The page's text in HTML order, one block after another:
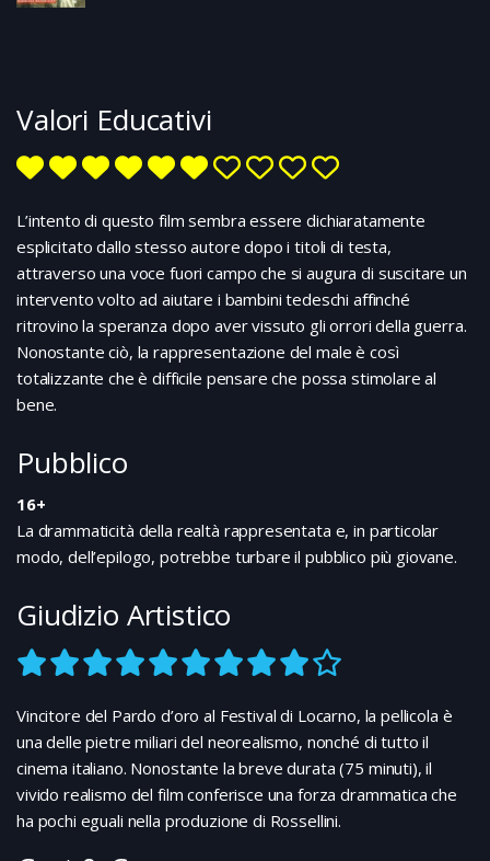
si colloca la figura di Gesù, presentato dal Battista
le beatitudini, la misericordia e il perdono ma continua
si sottopone inerme alla crocefissione. L’immagine
finale del sepolcro vuoto può alludere a una
Valori Educativi
L’intento di questo film sembra essere dichiaratamente
esplicitato dallo stesso autore dopo i titoli di testa,
attraverso una voce fuori campo che si augura di suscitare un
intervento volto ad aiutare i bambini tedeschi affinché
ritrovino la speranza dopo aver vissuto gli orrori della guerra.
Nonostante ciò, la rappresentazione del male è così
totalizzante che è difficile pensare che possa stimolare al
bene.
Pubblico
16+
La drammaticità della realtà rappresentata e, in particolar
modo, dell’epilogo, potrebbe turbare il pubblico più giovane.
Giudizio Artistico
Vincitore del Pardo d’oro al Festival di Locarno, la pellicola è
una delle pietre miliari del neorealismo, nonché di tutto il
cinema italiano. Nonostante la breve durata (75 minuti), il
vivido realismo del film conferisce una forza drammatica che
ha pochi eguali nella produzione di Rossellini.